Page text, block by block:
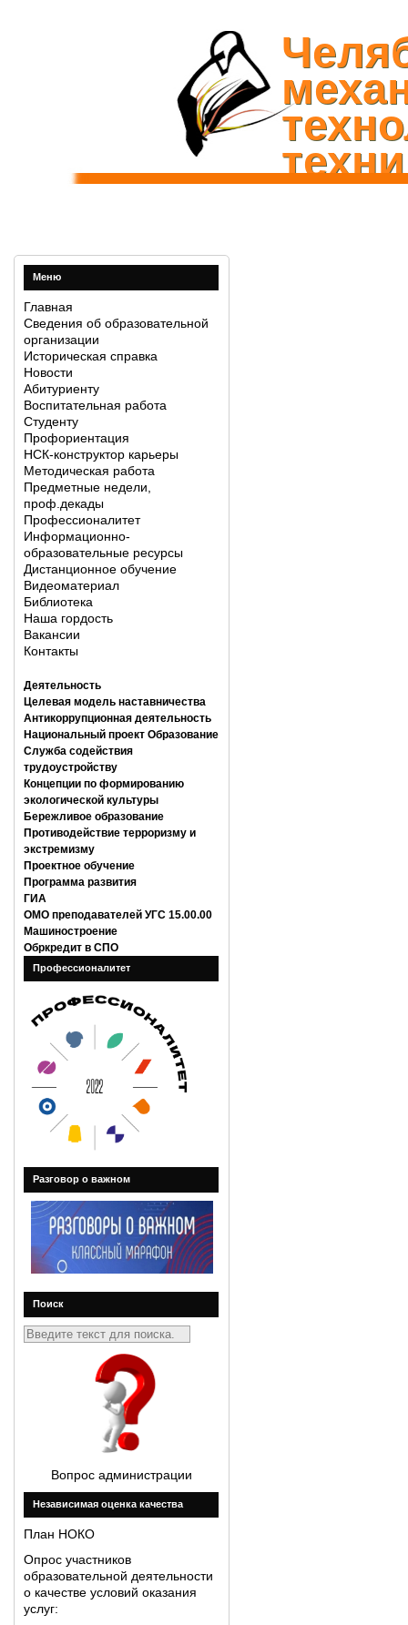
Меню
Главная
Сведения об образовательной
организации
Историческая справка
Новости
Абитуриенту
Воспитательная работа
Студенту
Профориентация
НСК-конструктор карьеры
Методическая работа
Предметные недели,
проф.декады
Профессионалитет
Информационно-
образовательные ресурсы
Дистанционное обучение
Видеоматериал
Библиотека
Наша гордость
Вакансии
Контакты
Деятельность
Целевая модель наставничества
Антикоррупционная деятельность
Национальный проект Образование
Служба содействия
трудоустройству
Концепции по формированию
экологической культуры
Бережливое образование
Противодействие терроризму и
экстремизму
Проектное обучение
Программа развития
ГИА
ОМО преподавателей УГС 15.00.00
Машиностроение
Обркредит в СПО
Профессионалитет
Разговор о важном
Поиск
Вопрос администрации
Незавиcимая оценка качества
План НОКО
Опрос участников
образовательной деятельности
о качестве условий оказания
услуг: